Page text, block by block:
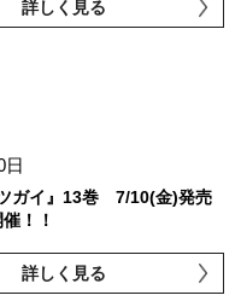
詳しく見る
日
ガイ』13巻 7/10(金)発売
！！
詳しく見る